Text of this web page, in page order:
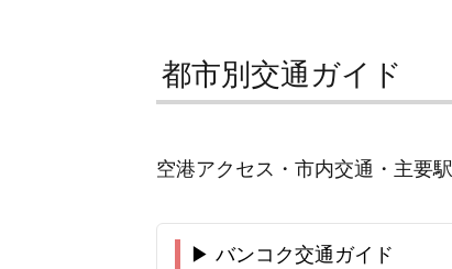
都市別交通ガイド
空港アクセス・市内交通・主要
▶ バンコク交通ガイド